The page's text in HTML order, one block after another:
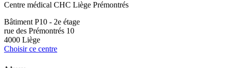
Centre médical CHC Liège Prémontrés
Bâtiment P10 - 2e étage
rue des Prémontrés 10
4000 Liège
Choisir ce centre